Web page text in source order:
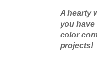
A hearty
you have
color
projects!